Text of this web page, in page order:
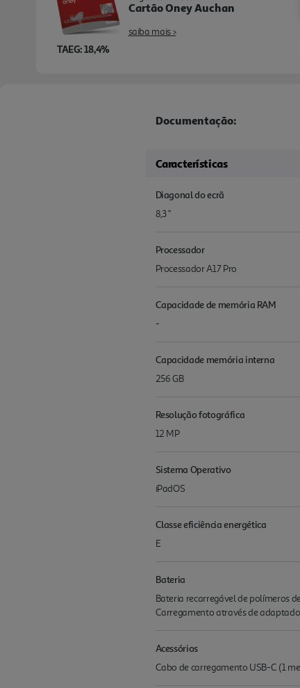
TAEG: 18,4%
Cartão Oney Auchan
saiba mais >
Documentação:
Características
Diagonal do ecrã
8,3 "
Processador
Processador A17 Pro
Capacidade de memória RAM
-
Capacidade memória interna
256 GB
Resolução fotográfica
12 MP
Sistema Operativo
iPadOS
Classe eficiência energética
E
Bateria
Bateria recarregável de polímeros
Carrega­mento através de
Acessórios
Cabo de carregamento USB-C (1